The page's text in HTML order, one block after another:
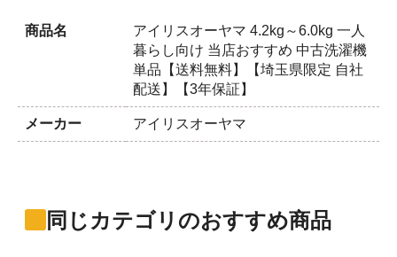
商品名
アイリスオーヤマ 4.2kg～6.0kg 一人
暮らし向け 当店おすすめ 中古洗濯機
単品【送料無料】【埼玉県限定 自社
配送】【3年保証】
メーカー アイリスオーヤマ
同じカテゴリのおすすめ商品